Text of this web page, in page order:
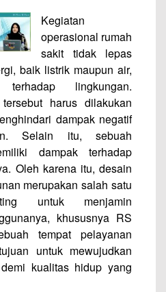
Kegiatan
operasional rumah
sakit tidak lepas
baik listrik maupun air,
lingkungan.
harus dilakukan
dampak negatif
Selain itu, sebuah
dampak terhadap
Oleh karena itu, desain
merupakan salah satu
untuk menjamin
khususnya RS
tempat pelayanan
untuk mewujudkan
kualitas hidup yang